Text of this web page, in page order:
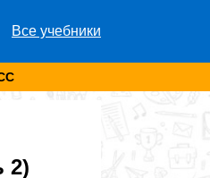
Все учебники
2)